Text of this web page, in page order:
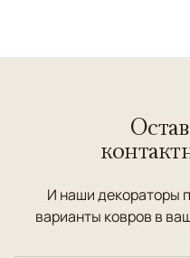
И наши декораторы
варианты ковров в